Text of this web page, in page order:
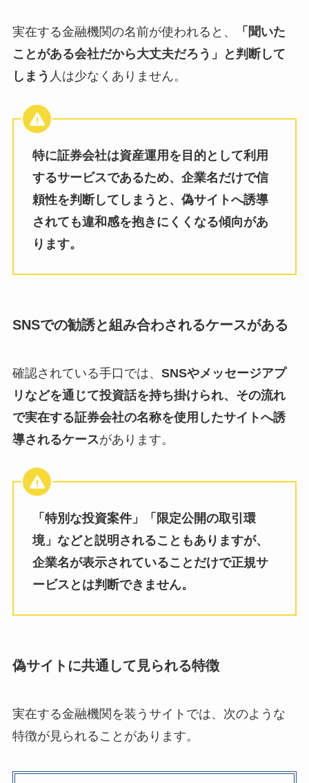
実在する金融機関の名前が使われると、
「聞いた
ことがある会社だから大丈夫だろう」と判断して
しまう 人は少なくありません。
特に証券会社は資産運用を目的として利用
するサービスであるため、企業名だけで信
頼性を判断してしまうと、偽サイトへ誘導
されても違和感を抱きにくくなる傾向があ
ります。
SNSでの勧誘と組み合わされるケースがある
確認されている手口では、 SNSやメッセージアプ
リなどを通じて投資話を持ち掛けられ、その流れ
で実在する証券会社の名称を使用したサイトへ誘
導されるケースがあります。
「特別な投資案件」「限定公開の取引環
境」などと説明されることもありますが、
企業名が表示されていることだけで正規サ
ービスとは判断できません。
偽サイトに共通して見られる特徴
実在する金融機関を装うサイトでは、次のような
特徴が見られることがあります。